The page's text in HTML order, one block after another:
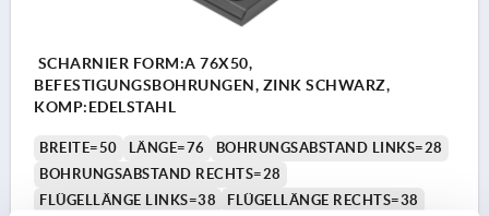
SCHARNIER FORM:A 76X50,
BEFESTIGUNGSBOHRUNGEN, ZINK SCHWARZ,
KOMP:EDELSTAHL
BREITE=50 LÄNGE=76
BOHRUNGSABSTAND LINKS=28
BOHRUNGSABSTAND RECHTS=28
FLÜGELLÄNGE LINKS=38
FLÜGELLÄNGE RECHTS=38